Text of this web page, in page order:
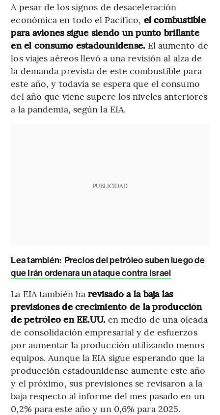
A pesar de los signos de desaceleración
económica en todo el Pacífico, el combustible
para aviones sigue siendo un punto brillante
en el consumo estadounidense. El aumento de
los viajes aéreos llevó a una revisión al alza de
la demanda prevista de este combustible para
este año, y todavía se espera que el consumo
del año que viene supere los niveles anteriores
a la pandemia, según la EIA.
PUBLICIDAD
Lea también: Precios del petróleo suben luego de
que Irán ordenara un ataque contra Israel
La EIA también harevisado a la baja las
previsiones de crecimiento de la producción
de petróleo en EE.UU. en medio de una oleada
de consolidación empresarial y de esfuerzos
por aumentar la producción utilizando menos
equipos. Aunque la EIA sigue esperando que la
producción estadounidense aumente este año
y el próximo, sus previsiones se revisaron a la
baja respecto al informe del mes pasado en un
0,2% para este año y un 0,6% para 2025.